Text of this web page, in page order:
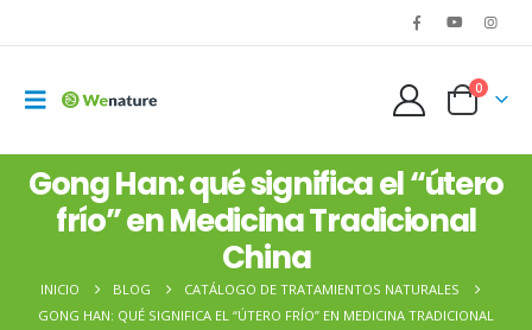
0
Gong Han: qué significa el “útero
frío” en Medicina Tradicional
China
INICIO BLOG
CATÁLOGO DE TRATAMIENTOS NATURALES
GONG HAN: QUÉ SIGNIFICA EL “ÚTERO FRÍO” EN MEDICINA TRADICIONAL